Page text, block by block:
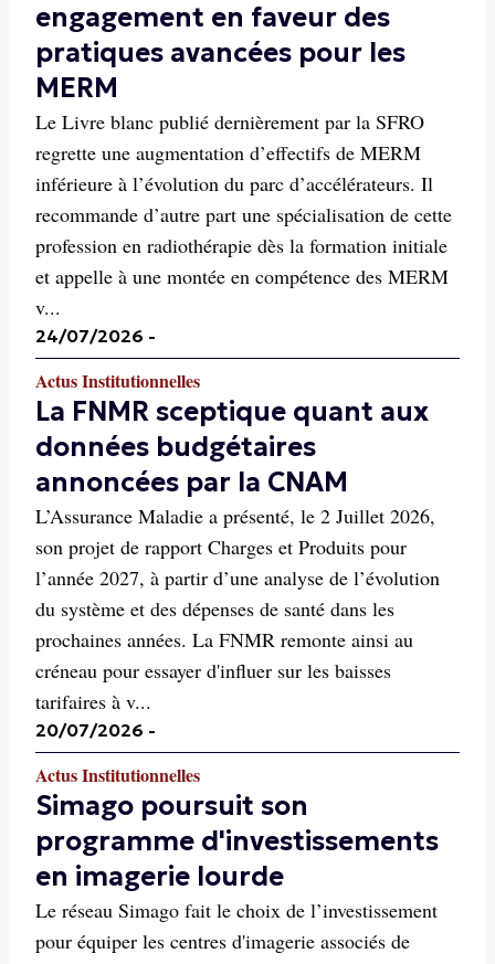
engagement en faveur des
pratiques avancées pour les
MERM
Le Livre blanc publié dernièrement par la SFRO
regrette une augmentation d’effectifs de MERM
inférieure à l’évolution du parc d’accélérateurs. Il
recommande d’autre part une spécialisation de cette
profession en radiothérapie dès la formation initiale
et appelle à une montée en compétence des MERM
v...
24/07/2026 -
Actus Institutionnelles
La FNMR sceptique quant aux
données budgétaires
annoncées par la CNAM
L’Assurance Maladie a présenté, le 2 Juillet 2026,
son projet de rapport Charges et Produits pour
l’année 2027, à partir d’une analyse de l’évolution
du système et des dépenses de santé dans les
prochaines années. La FNMR remonte ainsi au
créneau pour essayer d'influer sur les baisses
tarifaires à v...
20/07/2026 -
Actus Institutionnelles
Simago poursuit son
programme d'investissements
en imagerie lourde
Le réseau Simago fait le choix de l’investissement
pour équiper les centres d'imagerie associés de